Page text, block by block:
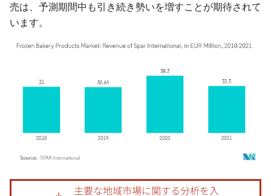
売は、予測期間中も引き続き勢いを増すことが期待されて
います。
画像 © Mordor Intelligence。再利用にはCC BY 4.0の表示が必要です。